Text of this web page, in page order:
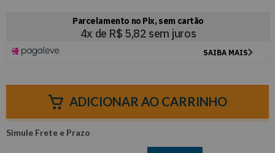
ADICIONAR AO CARRINHO